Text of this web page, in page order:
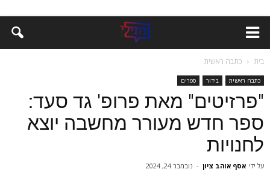
בית כתבה ראשית
כתבה ראשית בידור ספרים
"פרזיטים" מאת פרופ' גד סעד:
ספר חדש מעורר מחשבה יוצא
לחנויות
על ידי אסף אוהב ציון - נובמבר 24, 2024